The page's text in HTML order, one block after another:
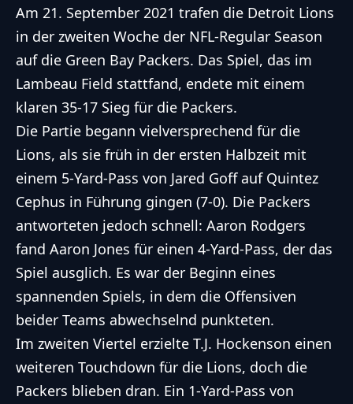
Am 21. September 2021 trafen die Detroit Lions
in der zweiten Woche der NFL-Regular Season
auf die Green Bay Packers. Das Spiel, das im
Lambeau Field stattfand, endete mit einem
klaren 35-17 Sieg für die Packers.
Die Partie begann vielversprechend für die
Lions, als sie früh in der ersten Halbzeit mit
einem 5-Yard-Pass von Jared Goff auf Quintez
Cephus in Führung gingen (7-0). Die Packers
antworteten jedoch schnell: Aaron Rodgers
fand Aaron Jones für einen 4-Yard-Pass, der das
Spiel ausglich. Es war der Beginn eines
spannenden Spiels, in dem die Offensiven
beider Teams abwechselnd punkteten.
Im zweiten Viertel erzielte T.J. Hockenson einen
weiteren Touchdown für die Lions, doch die
Packers blieben dran. Ein 1-Yard-Pass von